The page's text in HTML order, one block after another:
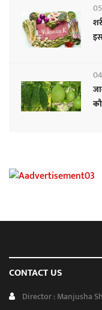
जानें
CONTACT US
Director : Manjusha